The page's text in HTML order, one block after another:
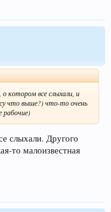
котором все слыхали, и
что выше?) что-то очень
рабочие)
слыхали. Другого
то малоизвестная